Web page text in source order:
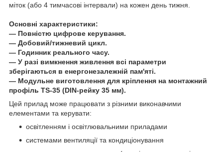
міток (або 4 тимчасові інтервали) на кожен день тижня.
Основні характеристики:
― Повністю цифрове керування.
— Добовий/тижневий цикл.
― Годинник реального часу.
― У разі вимкнення живлення всі параметри
зберігаються в енергонезалежній пам'яті.
― Модульне виготовлення для кріплення на монтажний
профіль TS-35 (DIN-рейку 35 мм).
Цей прилад може працювати з різними виконавчими
елементами та керувати:
освітленням і освітлювальними приладами
системами вентиляції та кондиціонування